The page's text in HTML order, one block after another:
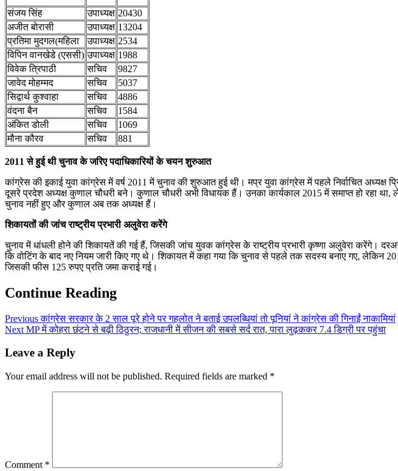
संजय सिंह उपाध्यक्ष 20430
अजीत बोरासी
उपाध्यक्ष 13204
प्रतिमा मुदगल(महिला
उपाध्यक्ष 2534
विपिन वानखेडे (एससी) उपाध्यक्ष 1988
विवेक त्रिपाठी
सचिव
9827
जावेद मोहम्मद
सचिव
5037
सिद्वार्थ कुश्वाहा
सचिव
4886
वंदना बैन
सचिव
1584
अंकित डोली
सचिव
1069
मौना कौरव
सचिव 881
2011 से हुई थी चुनाव के जरिए पदाधिकारियों के चयन शुरुआत
कांग्रेस की इकाई युवा कांग्रेस में वर्ष 2011 में चुनाव की शुरुआत हुई थी। मप्र युवा कांग्रेस में पहले निर्वाचित
दूसरे प्रदेश अध्यक्ष कुणाल चौधरी बने। कुणाल चौधरी अभी विधायक हैं। उनका कार्यकाल 2015 में समाप्त हो रहा
चुनाव नहीं हुए और कुणाल अब तक अध्यक्ष हैं।
शिकायतों की जांच राष्ट्रीय प्रभारी अलुवेरा करेंगे
चुनाव में धांधली होने की शिकायतें की गई हैं, जिसकी जांच युवक कांग्रेस के राष्ट्रीय प्रभारी कृष्णा अलुवेरा करेंगे।
कि वोटिंग के बाद नए नियम जारी किए गए थे। शिकायत में कहा गया कि चुनाव से पहले तक सदस्य बनाए गए, लेकिन
जिसकी फीस 125 रुपए प्रति जमा कराई गई।
Continue Reading
Previousकांग्रेस सरकार के 2 साल पूरे होने पर गहलोत ने बताई उपलब्धियां तो पूनियां ने कांग्रेस की गिनाईं नाकामियां
Next MP में कोहरा छंटने से बढ़ी ठिठुरन; राजधानी में सीजन की सबसे सर्द रात, पारा लुढ़ककर 7.4 डिग्री पर पहुंचा
Leave a Reply
Your email address will not be published. Required fields are marked *
Comment *